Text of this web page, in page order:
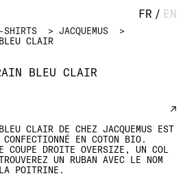
FR / EN
SHIRTS
JACQUEMUS
CLAIR
BLEU CLAIR
CLAIR DE CHEZ JACQUEMUS EST
CONFECTIONNÉ EN COTON BIO.
COUPE DROITE OVERSIZE, UN COL
UN RUBAN AVEC LE NOM
POITRINE.